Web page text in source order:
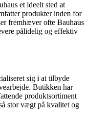
et ideelt sted at
produkter inden for
fremhæver ofte Bauhaus
pålidelig og effektiv
sig i at tilbyde
Butikken har
produktsortiment
stor vægt på kvalitet og